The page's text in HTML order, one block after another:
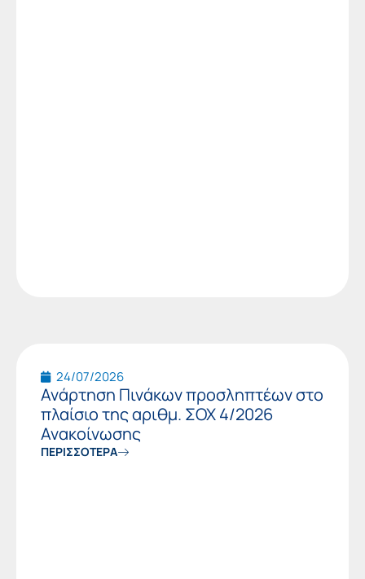
24/07/2026
Ανάρτηση Πινάκων προσληπτέων στο
πλαίσιο της αριθμ. ΣΟΧ 4/2026
Ανακοίνωσης
ΠΕΡΙΣΣΟΤΕΡΑ